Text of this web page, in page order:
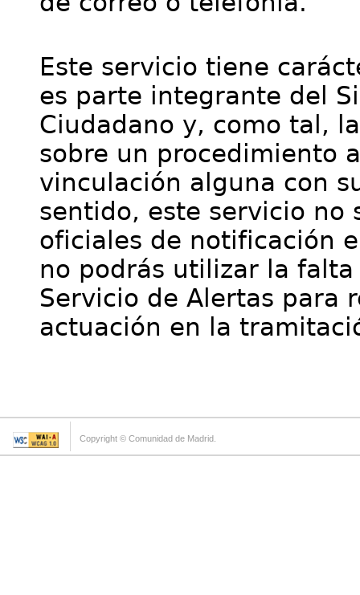
Este servicio tiene
es parte integrante del
Ciudadano y, como tal,
sobre un procedimiento
vinculación alguna con
sentido, este servicio no
oficiales de notificación
no podrás utilizar la
Servicio de Alertas para
actuación en la
Copyright © Comunidad de Madrid.